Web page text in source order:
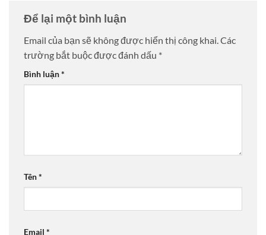
Để lại một bình luận
Email của bạn sẽ không được hiển thị công khai.Các
trường bắt buộc được đánh dấu *
Bình luận*
Tên*
Email *